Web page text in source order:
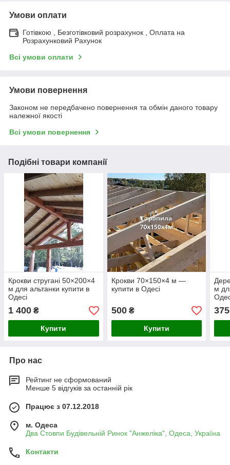
Умови оплати
Готівкою , Безготівковий розрахунок , Оплата на
Розрахунковий Рахунок
Всі умови оплати
Умови повернення
Законом не передбачено повернення та обмін даного товару
належної якості
Всі умови повернення
Подібні товари компанії
Крокви стругані 50×200×4
м для альтанки купити в
Одесі
1 400 ₴
Купити
Крокви 70×150×4 м —
купити в Одесі
500₴
Купити
м
375
Про нас
Рейтинг не сформований
Менше 5 відгуків за останній рік
Працює з 07.12.2018
м. Одеса
Два Стовпи Будівельній Ринок "Анжеліка", Одеса, Україна
Контакти